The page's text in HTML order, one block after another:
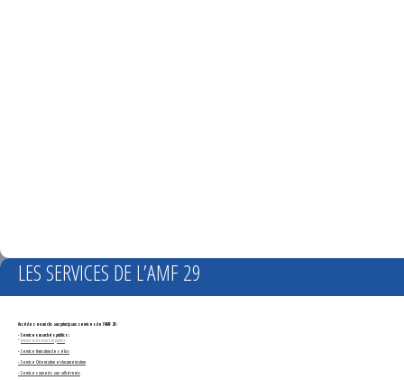
LES SERVICES DE L’AMF 29
Accédez en un clic aux principaux services de l'AMF 29 :
- Services marchés publics :
*Annonces de marchés publics
-Service formation des élus
- Service Orientation et documentation
- Services ouverts aux adhérents